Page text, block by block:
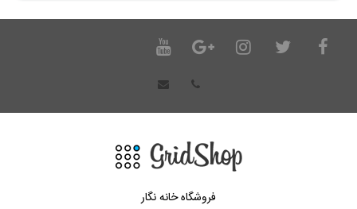
فروشگاه خانه نگار